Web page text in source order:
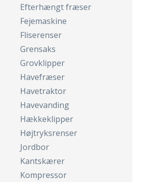
Efterhængt fræser
Fejemaskine
Fliserenser
Grensaks
Grovklipper
Havefræser
Havetraktor
Havevanding
Hækkeklipper
Højtryksrenser
Jordbor
Kantskærer
Kompressor